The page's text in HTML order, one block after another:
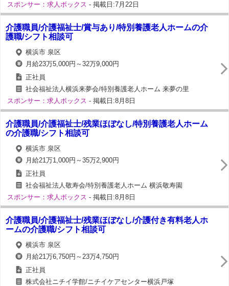
スポンサー：求人ボックス - 掲載日:7月22日
介護職員/介護福祉士/賞与あり/特別養護老人ホームの介
護職/シフト相談可
横浜市 泉区
月給23万5,000円～32万9,000円
正社員
社会福祉法人横浜来夢会/特別養護老人ホーム 来夢の里
スポンサー：求人ボックス - 掲載日:8月8日
介護職員/介護福祉士/残業ほぼなし/特別養護老人ホーム
の介護職/シフト相談可
横浜市 泉区
月給21万1,000円～35万2,900円
正社員
社会福祉法人敬寿会/特別養護老人ホーム 横浜敬寿園
スポンサー：求人ボックス - 掲載日:8月8日
介護職員/介護福祉士/残業ほぼなし/介護付き有料老人ホ
ームの介護職/シフト相談可
横浜市 泉区
月給21万6,750円～23万4,750円
正社員
株式会社ニチイ学館/ニチイケアセンター横浜戸塚